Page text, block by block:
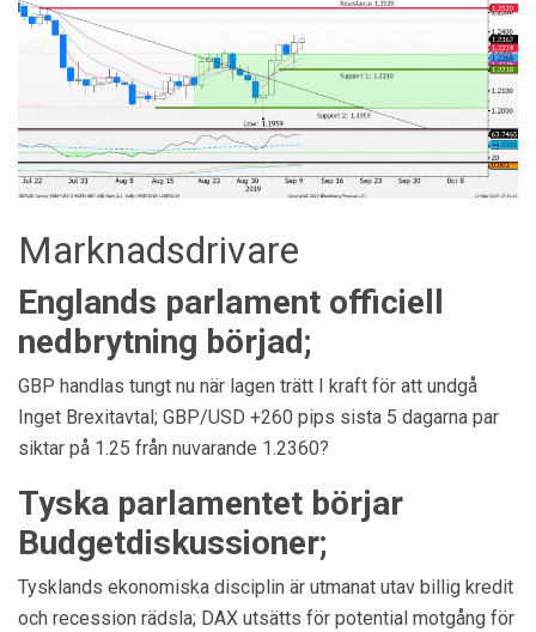
Marknadsdrivare
Englands parlament officiell
nedbrytning börjad;
GBP handlas tungt nu när lagen trätt I kraft för att undgå
Inget Brexitavtal; GBP/USD +260 pips sista 5 dagarna par
siktar på 1.25 från nuvarande 1.2360?
Tyska parlamentet börjar
Budgetdiskussioner;
Tysklands ekonomiska disciplin är utmanat utav billig kredit
och recession rädsla; DAX utsätts för potential motgång för